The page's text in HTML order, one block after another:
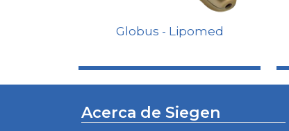
Globus - Lipomed
Acerca de Siegen